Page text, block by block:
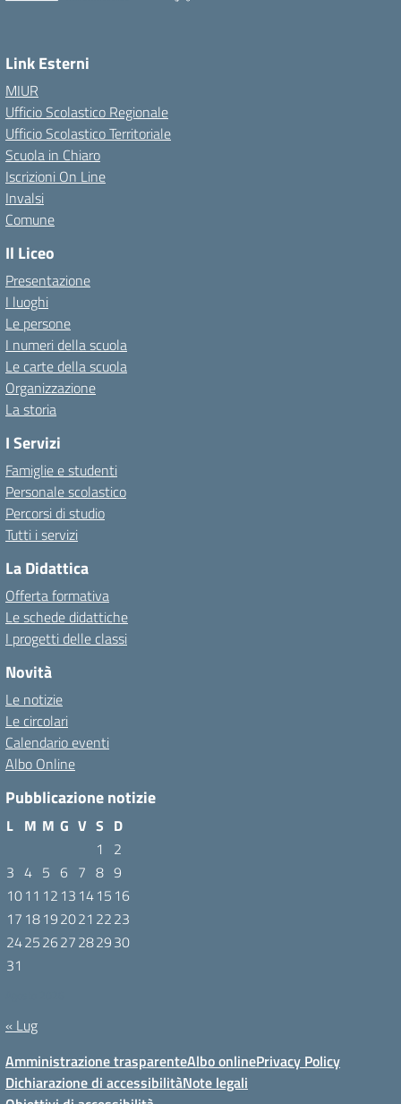
Link Esterni
MIUR
Ufficio Scolastico Regionale
Ufficio Scolastico Territoriale
Scuola in Chiaro
Iscrizioni On Line
Invalsi
Comune
Il Liceo
Presentazione
I luoghi
Le persone
I numeri della scuola
Le carte della scuola
Organizzazione
La storia
I Servizi
Famiglie e studenti
Personale scolastico
Percorsi di studio
Tutti i servizi
La Didattica
Offerta formativa
Le schede didattiche
I progetti delle classi
Novità
Le notizie
Le circolari
Calendario eventi
Albo Online
Pubblicazione notizie
L M M G V S D
1
2
3 4 5 6 7 8 9
1011 12 13 1415 16
17 18192021 2223
24252627282930
31
« Lug
Amministrazione trasparenteAlbo onlinePrivacy Policy
Dichiarazione di accessibilitàNote legali